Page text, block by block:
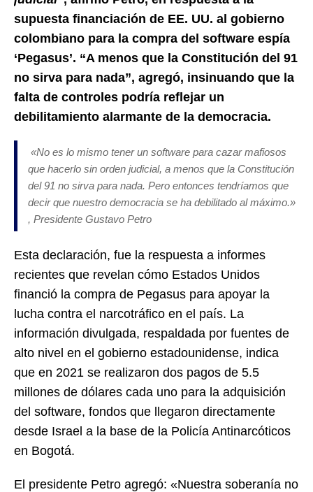
supuesta financiación de EE. UU. al gobierno
colombiano para la compra del software espía
‘Pegasus’. “A menos que la Constitución del 91
no sirva para nada”, agregó, insinuando que la
falta de controles podría reflejar un
debilitamiento alarmante de la democracia.
«No es lo mismo tener un software para cazar mafiosos
que hacerlo sin orden judicial, a menos que la Constitución
del 91 no sirva para nada. Pero entonces tendríamos que
decir que nuestro democracia se ha debilitado al máximo.»
, Presidente Gustavo Petro
Esta declaración, fue la respuesta a informes
recientes que revelan cómo Estados Unidos
financió la compra de Pegasus para apoyar la
lucha contra el narcotráfico en el país. La
información divulgada, respaldada por fuentes de
alto nivel en el gobierno estadounidense, indica
que en 2021 se realizaron dos pagos de 5.5
millones de dólares cada uno para la adquisición
del software, fondos que llegaron directamente
desde Israel a la base de la Policía Antinarcóticos
en Bogotá.
El presidente Petro agregó: «Nuestra soberanía no